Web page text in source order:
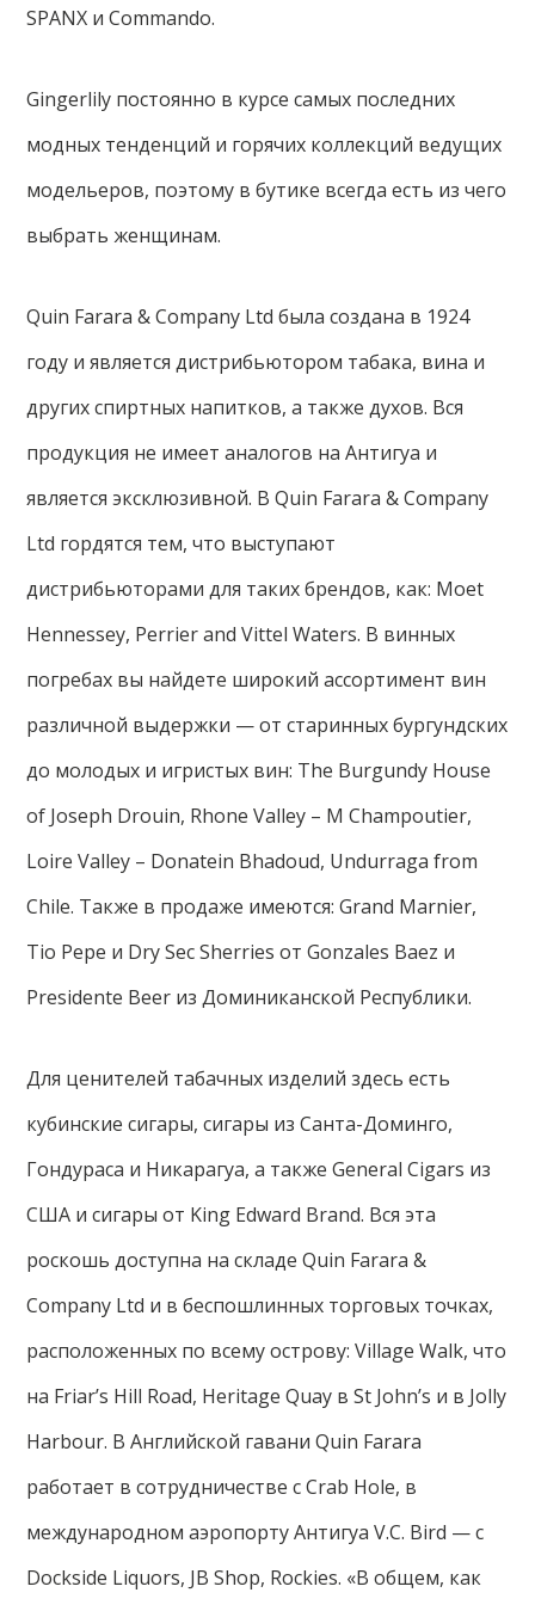
SPANX и Commando.
Gingerlily постоянно в курсе самых последних
модных тенденций и горячих коллекций ведущих
модельеров, поэтому в бутике всегда есть из чего
выбрать женщинам.
Quin Farara & Company Ltd была создана в 1924
году и является дистрибьютором табака, вина и
других спиртных напитков, а также духов. Вся
продукция не имеет аналогов на Антигуа и
является эксклюзивной. В Quin Farara & Company
Ltd гордятся тем, что выступают
дистрибьюторами для таких брендов, как: Moet
Hennessey, Perrier and Vittel Waters. В винных
погребах вы найдете широкий ассортимент вин
различной выдержки — от старинных бургундских
до молодых и игристых вин: The Burgundy House
of Joseph Drouin, Rhone Valley – M Champoutier,
Loire Valley – Donatein Bhadoud, Undurraga from
Chile. Также в продаже имеются: Grand Marnier,
Tio Pepe и Dry Sec Sherries от Gonzales Baez и
Presidente Beer из Доминиканской Республики.
Для ценителей табачных изделий здесь есть
кубинские сигары, сигары из Санта-Доминго,
Гондураса и Никарагуа, а также General Cigars из
США и сигары от King Edward Brand. Вся эта
роскошь доступна на складе Quin Farara &
Company Ltd и в беспошлинных торговых точках,
расположенных по всему острову: Village Walk, что
на Friar’s Hill Road, Heritage Quay в St John’s и в Jolly
Harbour. В Английской гавани Quin Farara
работает в сотрудничестве с Crab Hole, в
международном аэропорту Антигуа V.C. Bird — с
Dockside Liquors, JB Shop, Rockies. «В общем, как